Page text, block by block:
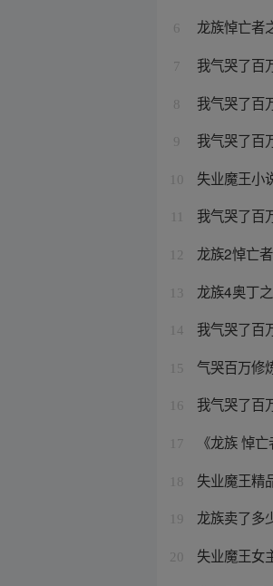
6 龙族悼亡者
7 我气哭了百
8 我气哭了百
9 我气哭了百
10 失业魔王小
我气哭了百
12 龙族2悼亡
13 龙族4奥丁
14 我气哭了百
15 气哭百万修
16 我气哭了百
17 《龙族 悼亡
18 失业魔王精
19 龙族卖了多
20 失业魔王女